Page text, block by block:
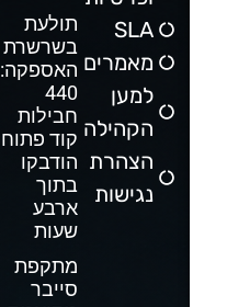
SLA
מאמרים
למען
הקהילה
הצהרת
נגישות
תולעת
בשרשרת
האספקה:
440
חבילות
קוד פתוח
הודבקו
בתוך
ארבע
שעות
מתקפת
סייבר